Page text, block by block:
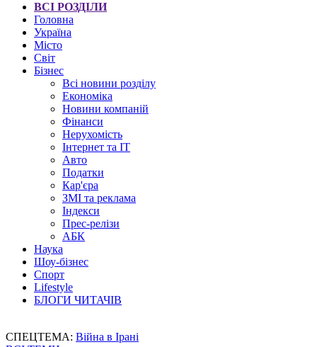
ВСІ РОЗДІЛИ
Головна
Україна
Місто
Світ
Бізнес
Всі новини розділу
Економіка
Новини компаній
Фінанси
Нерухомість
Інтернет та IT
Авто
Податки
Кар'єра
ЗМІ та реклама
Індекси
Прес-релізи
АБК
Наука
Шоу-бізнес
Спорт
Lifestyle
БЛОГИ ЧИТАЧІВ
СПЕЦТЕМА: Війна в Ірані